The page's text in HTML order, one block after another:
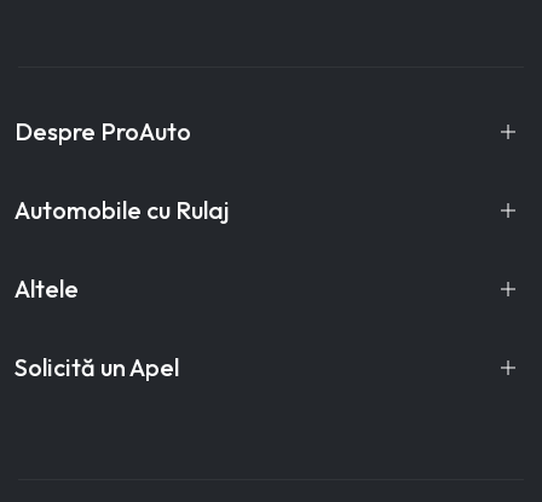
Despre ProAuto
Automobile cu Rulaj
Altele
Solicită un Apel